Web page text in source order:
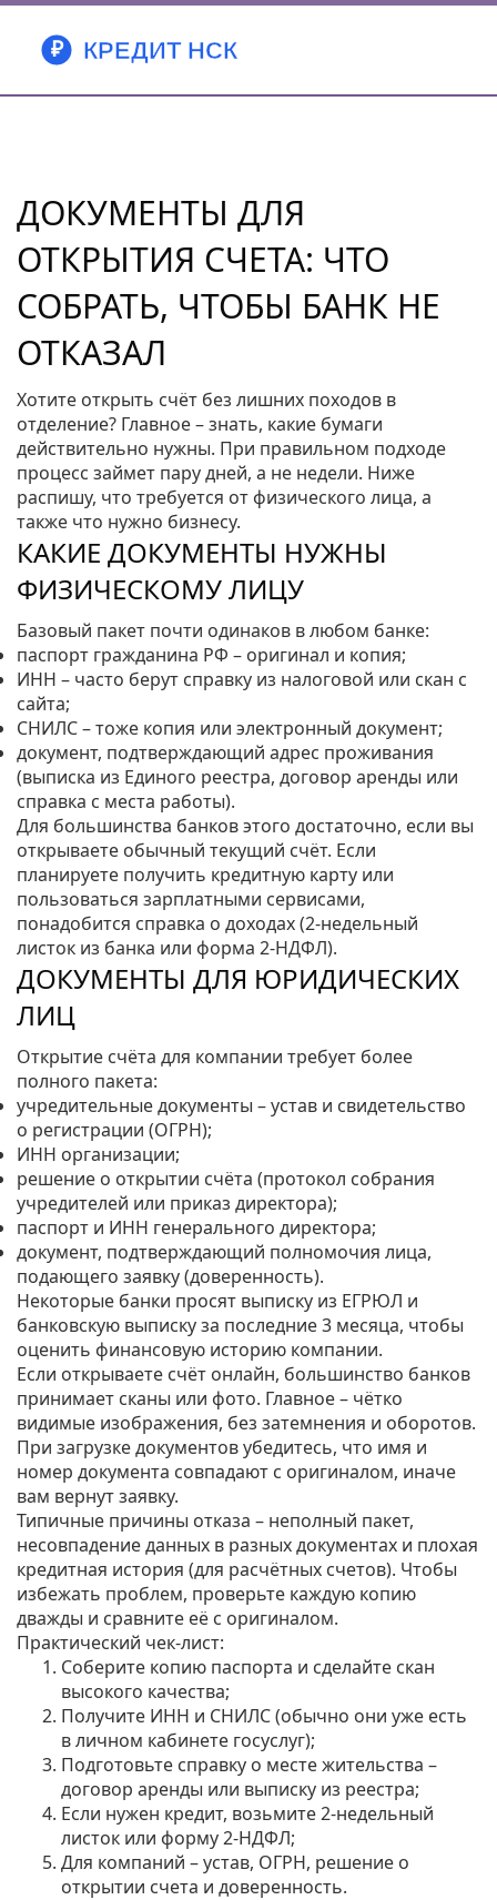
ДОКУМЕНТЫ ДЛЯ
ОТКРЫТИЯ СЧЕТА: ЧТО
СОБРАТЬ, ЧТОБЫ БАНК НЕ
ОТКАЗАЛ
Хотите открыть счёт без лишних походов в
отделение? Главное – знать, какие бумаги
действительно нужны. При правильном подходе
процесс займет пару дней, а не недели. Ниже
распишу, что требуется от физического лица, а
также что нужно бизнесу.
КАКИЕ ДОКУМЕНТЫ НУЖНЫ
ФИЗИЧЕСКОМУ ЛИЦУ
Базовый пакет почти одинаков в любом банке:
паспорт гражданина РФ – оригинал и копия;
ИНН – часто берут справку из налоговой или скан с
сайта;
СНИЛС – тоже копия или электронный документ;
документ, подтверждающий адрес проживания
(выписка из Единого реестра, договор аренды или
справка с места работы).
Для большинства банков этого достаточно, если вы
открываете обычный текущий счёт. Если
планируете получить кредитную карту или
пользоваться зарплатными сервисами,
понадобится справка о доходах (2‑недельный
листок из банка или форма 2‑НДФЛ).
ДОКУМЕНТЫ ДЛЯ ЮРИДИЧЕСКИХ
ЛИЦ
Открытие счёта для компании требует более
полного пакета:
учредительные документы – устав и свидетельство
о регистрации (ОГРН);
ИНН организации;
решение о открытии счёта (протокол собрания
учредителей или приказ директора);
паспорт и ИНН генерального директора;
документ, подтверждающий полномочия лица,
подающего заявку (доверенность).
Некоторые банки просят выписку из ЕГРЮЛ и
банковскую выписку за последние 3 месяца, чтобы
оценить финансовую историю компании.
Если открываете счёт онлайн, большинство банков
принимает сканы или фото. Главное – чётко
видимые изображения, без затемнения и оборотов.
При загрузке документов убедитесь, что имя и
номер документа совпадают с оригиналом, иначе
вам вернут заявку.
Типичные причины отказа – неполный пакет,
несовпадение данных в разных документах и плохая
кредитная история (для расчётных счетов). Чтобы
избежать проблем, проверьте каждую копию
дважды и сравните её с оригиналом.
Практический чек‑лист:
Соберите копию паспорта и сделайте скан
высокого качества;
Получите ИНН и СНИЛС (обычно они уже есть
в личном кабинете госуслуг);
Подготовьте справку о месте жительства –
договор аренды или выписку из реестра;
Если нужен кредит, возьмите 2‑недельный
листок или форму 2‑НДФЛ;
Для компаний – устав, ОГРН, решение о
открытии счета и доверенность.